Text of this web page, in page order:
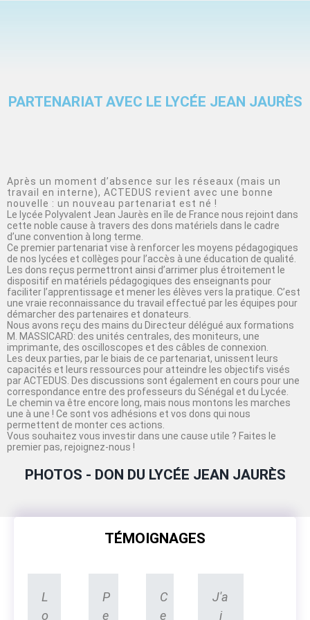
PARTENARIAT AVEC LE LYCÉE JEAN JAURÈS
Après un moment d’absence sur les réseaux (mais un
travail en interne), ACTEDUS revient avec une bonne
nouvelle : un nouveau partenariat est né !
Le lycée Polyvalent Jean Jaurès en île de France nous rejoint dans
cette noble cause à travers des dons matériels dans le cadre
d’une convention à long terme.
Ce premier partenariat vise à renforcer les moyens pédagogiques
de nos lycées et collèges pour l’accès à une éducation de qualité.
Les dons reçus permettront ainsi d’arrimer plus étroitement le
dispositif en matériels pédagogiques des enseignants pour
faciliter l’apprentissage et mener les élèves vers la pratique. C’est
une vraie reconnaissance du travail effectué par les équipes pour
démarcher des partenaires et donateurs.
Nous avons reçu des mains du Directeur délégué aux formations
M. MASSICARD: des unités centrales, des moniteurs, une
imprimante, des oscilloscopes et des câbles de connexion.
Les deux parties, par le biais de ce partenariat, unissent leurs
capacités et leurs ressources pour atteindre les objectifs visés
par ACTEDUS. Des discussions sont également en cours pour une
correspondance entre des professeurs du Sénégal et du Lycée.
Le chemin va être encore long, mais nous montons les marches
une à une ! Ce sont vos adhésions et vos dons qui nous
permettent de monter ces actions.
Vous souhaitez vous investir dans une cause utile ? Faites le
premier pas, rejoignez-nous !
PHOTOS - DON DU LYCÉE JEAN JAURÈS
TÉMOIGNAGES
L
o
P
e
C
e
J'a
i